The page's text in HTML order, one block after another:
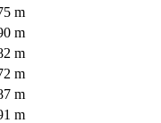
m
m
m
m
m
m